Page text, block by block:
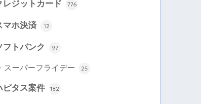
レジットカード 776
マホ決済 12
フトバンク 97
スーパーフライデー 25
ピタス案件 182